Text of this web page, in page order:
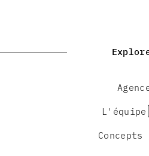
L'équipe